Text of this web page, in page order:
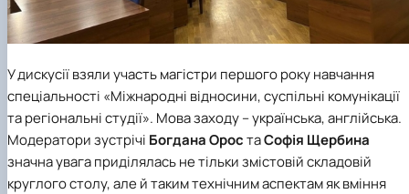
У дискусії взяли участь магістри першого року навчання
спеціальності «Міжнародні відносини, суспільні комунікації
та регіональні студії». Мова заходу – українська, англійська.
Модератори зустрічі Богдана ОростаСофія Щербина
значна увага приділялась не тільки змістовій складовій
круглого столу, але й таким технічним аспектам як вміння